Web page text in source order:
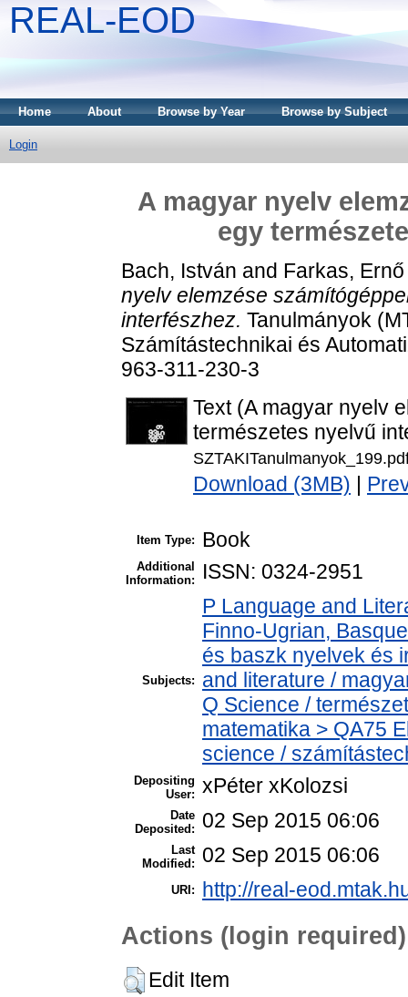
REAL-EOD
Home About Browse by Year Browse by Subject
Login
A magyar nyelv
egy
Bach, István and Farkas, Ernő
nyelv elemzése
interfészhez. Tanulmányok
Számítástechnikai és
963-311-230-3
Text (A magyar nyelv
természetes nyelvű
Download (3MB)
Item Type: Book
Additional
Information:
ISSN: 0324-2951
Subjects:
P Language and
Finno-Ugrian,
és baszk nyelvek és
and literature /
Q Science /
matematika > QA75
science /
Depositing
User: xPéter xKolozsi
Date
Deposited:
02 Sep 2015 06:06
Last
Modified:
02 Sep 2015 06:06
URI: http://real-
Actions (login required)
Edit Item